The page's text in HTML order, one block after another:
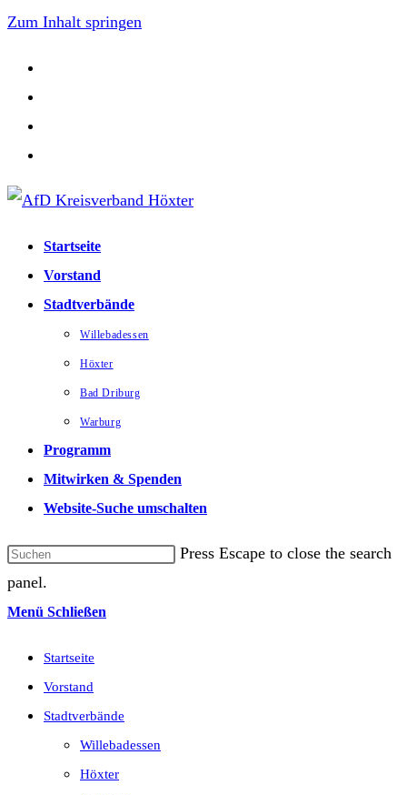
Zum Inhalt springen
Startseite
Vorstand
Stadtverbände
Willebadessen
Höxter
Bad Driburg
Warburg
Programm
Mitwirken & Spenden
Website-Suche umschalten
Press Escape to close the search
panel.
Menü Schließen
Startseite
Vorstand
Stadtverbände
Willebadessen
Höxter